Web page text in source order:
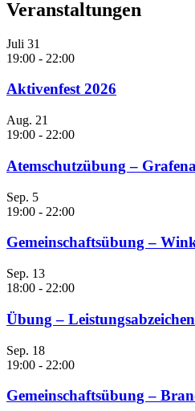
Veranstaltungen
Juli 31
19:00 - 22:00
Aktivenfest 2026
Aug. 21
19:00 - 22:00
Atemschutzübung –
Sep. 5
19:00 - 22:00
Gemeinschaftsübung –
Sep. 13
18:00 - 22:00
Übung –
Sep. 18
19:00 - 22:00
Gemeinschaftsübung –